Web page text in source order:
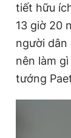
tiết hữu
13 giờ 20
người dân
nên làm
tướng